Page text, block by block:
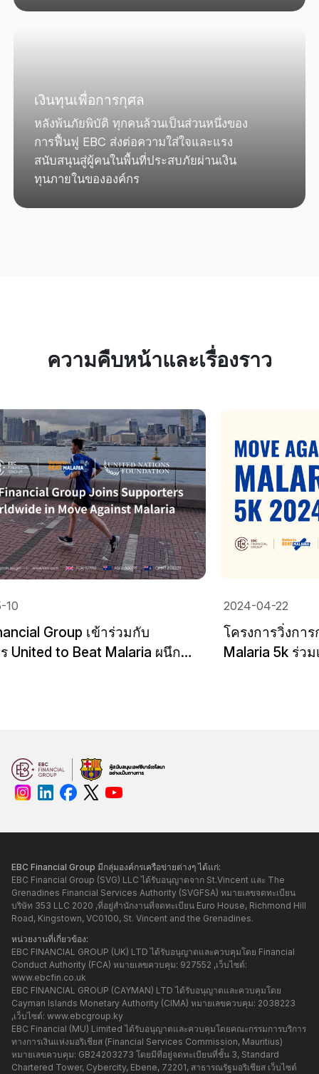
เงินทุนเพื่อการกุศล
หลังพ้นภัยพิบัติ ทุกคนล้วนเป็นส่วนหนึ่งของ
การฟื้นฟู EBC ส่งต่อความใส่ใจและแรง
สนับสนุนสู่ผู้คนในพื้นที่ประสบภัยผ่านเงิน
ทุนภายในขององค์กร
ความคืบหน้าและเรื่องราว
เข้าร่วมกับ
Beat Malaria ผนึก
โครงการวิ่งการกุศล:
Malaria 5k ร่วมเป็นส่วนห
EBC Financial Group มีกลุ่มองค์กรเครือข่ายต่างๆ ได้แก่:
EBC Financial Group (SVG) LLC ได้รับอนุญาตจาก St.Vincent และ The
Grenadines Financial Services Authority (SVGFSA) หมายเลขจดทะเบียน
บริษัท 353 LLC 2020 ,ที่อยู่สำนักงานที่จดทะเบียน Euro House, Richmond Hill
Road, Kingstown, VC0100, St. Vincent and the Grenadines.
หน่วยงานที่เกี่ยวข้อง:
EBC FINANCIAL GROUP (UK) LTD ได้รับอนุญาตและควบคุมโดย Financial
Conduct Authority (FCA) หมายเลขควบคุม: 927552 ,เว็บไซต์:
www.ebcfin.co.uk
EBC FINANCIAL GROUP (CAYMAN) LTD ได้รับอนุญาตและควบคุมโดย
Cayman Islands Monetary Authority (CIMA) หมายเลขควบคุม: 2038223
,เว็บไซต์: www.ebcgroup.ky
EBC Financial (MU) Limited ได้รับอนุญาตและควบคุมโดยคณะกรรมการบริการ
ทางการเงินแห่งมอริเชียส (Financial Services Commission, Mauritius)
หมายเลขควบคุม: GB24203273 โดยมีที่อยู่จดทะเบียนที่ชั้น 3, Standard
Chartered Tower, Cybercity, Ebene, 72201, สาธารณรัฐมอริเชียส เว็บไซต์